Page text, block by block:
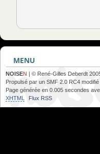
MENU
NOISEN | © René-Gilles Deberdt
Propulsé par un SMF 2.0 RC4
Page générée en 0.005 secondes
XHTML
Flux RSS